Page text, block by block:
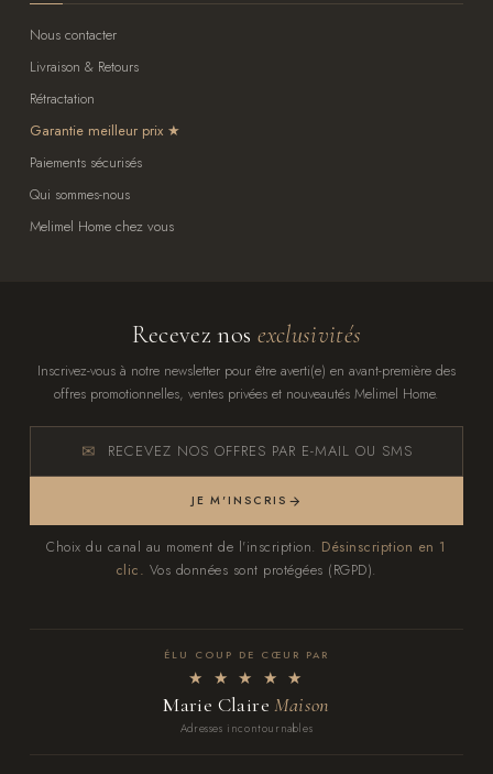
Nous contacter
Livraison & Retours
Rétractation
Garantie meilleur prix
Paiements sécurisés
Qui sommes-nous
Melimel Home chez vous
Recevez nos exclusivités
Inscrivez-vous à notre newsletter pour être averti(e) en avant-première des
offres promotionnelles, ventes privées et nouveautés Melimel Home.
RECEVEZ NOS OFFRES PAR E-MAIL OU SMS
JE M'INSCRIS
Choix du canal au moment de l'inscription. Désinscription en 1
clic. Vos données sont protégées (RGPD).
ÉLU COUP DE CŒUR PAR
★ ★ ★ ★ ★
Marie ClaireMaison
Adresses incontournables